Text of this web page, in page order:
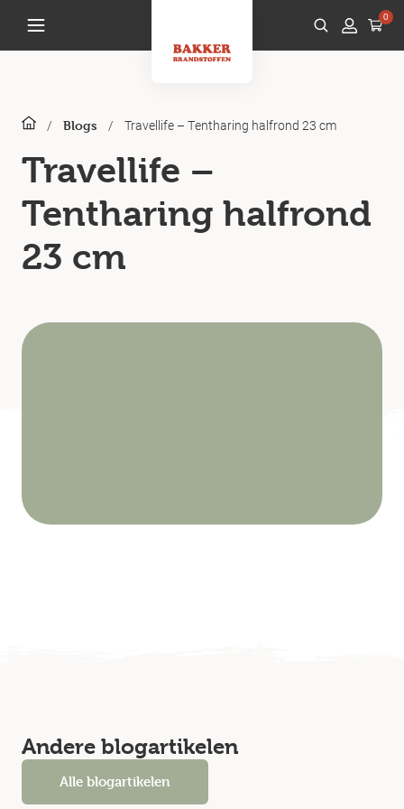
0
/ Blogs / Travellife – Tentharing halfrond 23 cm
Travellife –
Tentharing halfrond
23 cm
Andere blogartikelen
Alle blogartikelen